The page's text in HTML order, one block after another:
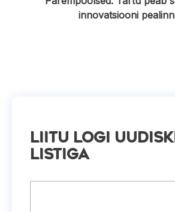
innovatsiooni
Liitu Logi
listiga